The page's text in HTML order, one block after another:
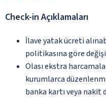
Check-in Açıklamaları
İlave yatak ücreti
politikasına göre
Olası ekstra
kurumlarca
banka kartı veya